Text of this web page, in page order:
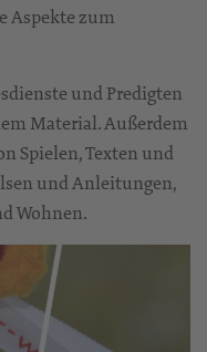
Aspekte zum
und Predigten
Material. Außerdem
Spielen, Texten und
und Anleitungen,
Wohnen.